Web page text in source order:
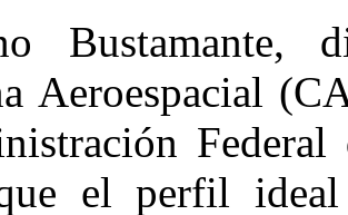
Aeroespacial
el perfil